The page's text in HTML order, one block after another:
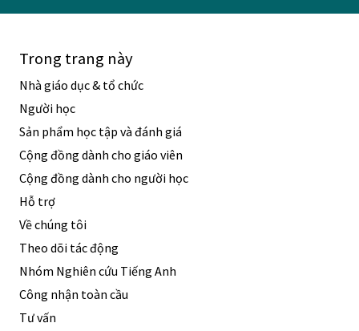
Trong trang này
Nhà giáo dục & tổ chức
Người học
Sản phẩm học tập và đánh giá
Cộng đồng dành cho giáo viên
Cộng đồng dành cho người học
Hỗ trợ
Về chúng tôi
Theo dõi tác động
Nhóm Nghiên cứu Tiếng Anh
Công nhận toàn cầu
Tư vấn